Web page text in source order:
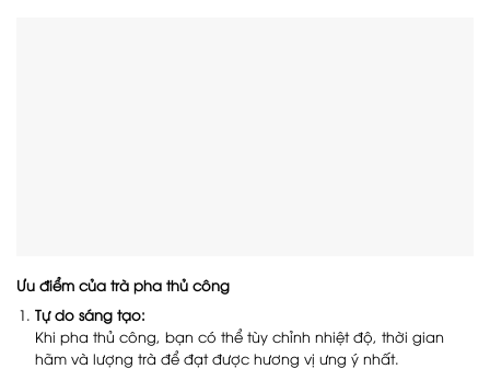
Ưu điểm của trà pha thủ công
Tự do sáng tạo:
Khi pha thủ công, bạn có thể tùy chỉnh nhiệt độ, thời gian
hãm và lượng trà để đạt được hương vị ưng ý nhất.